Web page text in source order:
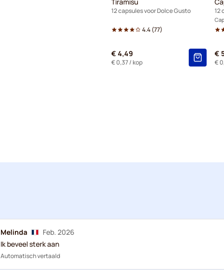
12 capsules voor Dolce Gusto
4.4(77)
€ 4,49
€ 0,37/ kop
€
€
Melinda
Feb. 2026
Ik beveel sterk aan
Automatisch vertaald